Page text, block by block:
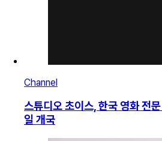
Channel
스튜디오 초이스, 한국 영화 전
일 개국